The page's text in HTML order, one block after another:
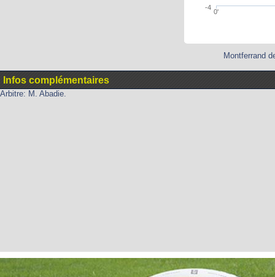
0'
-4
Montferrand
Infos complémentaires
Arbitre: M. Abadie.